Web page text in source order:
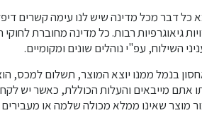
כל דבר מכל מדינה שיש לנו עימה קשרים
גיאוגרפיות רבות. כל מדינה מחוברת לחוקי
השילוח, עפ"י נוהלים שונים ומקומיים.
בנמל ממנו יוצא המוצר, תשלום למכס,
אתם מייבאים והעלות הכוללת, כאשר יש
מוצר שאינו ממלא מכולה שלמה או